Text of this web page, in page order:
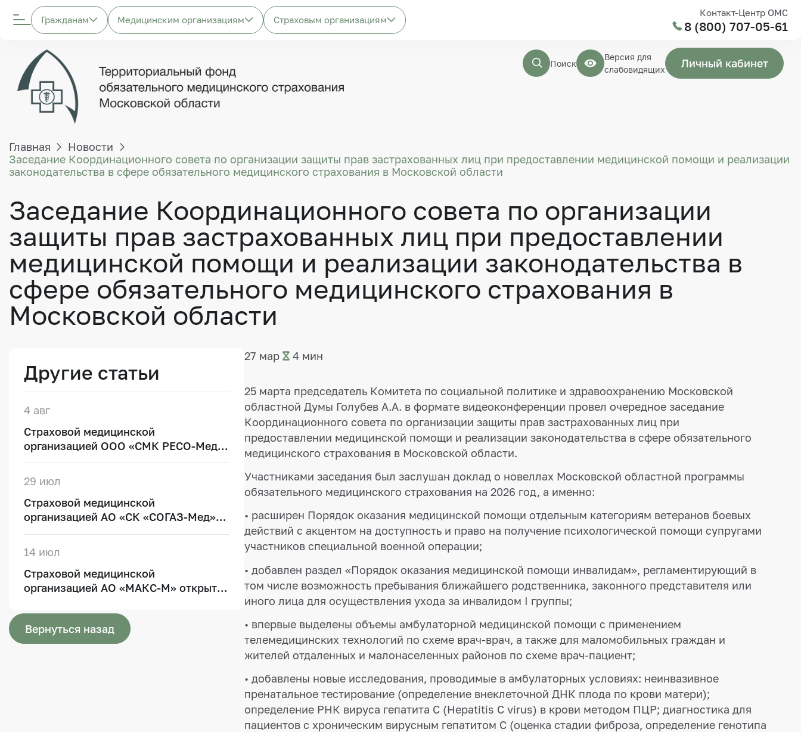
Гражданам Медицинским организациям Страховым организациям
Контакт-Центр ОМС
8 (800) 707-05-61
Поиск
Версия для
слабовидящих
Личный кабинет
Главная
Новости
Заседание Координационного совета по организации защиты прав застрахованных лиц при предоставлении медицинской помощи и реализации
законодательства в сфере обязательного медицинского страхования в Московской области
Заседание Координационного совета по организации
защиты прав застрахованных лиц при предоставлении
медицинской помощи и реализации законодательства в
сфере обязательного медицинского страхования в
Московской области
Другие статьи
4 авг
Страховой медицинской
организацией ООО «СМК РЕСО-Мед»
30 июля 2026 года открыт
дополнительный пункт выдачи
полисов обязательного
медицинского страхования
29 июл
Страховой медицинской
организацией АО «СК «СОГАЗ-Мед»
28 июля 2026 года открыт
дополнительный пункт выдачи
полисов обязательного
медицинского страхования
14 июл
Страховой медицинской
организацией АО «МАКС-М» открыт
полисов обязательного
медицинского страхования
Вернуться назад
27 мар 4 мин
25 марта председатель Комитета по социальной политике и здравоохранению Московской
областной Думы Голубев А.А. в формате видеоконференции провел очередное заседание
Координационного совета по организации защиты прав застрахованных лиц при
предоставлении медицинской помощи и реализации законодательства в сфере обязательного
медицинского страхования в Московской области.
Участниками заседания был заслушан доклад о новеллах Московской областной программы
обязательного медицинского страхования на 2026 год, а именно:
• расширен Порядок оказания медицинской помощи отдельным категориям ветеранов боевых
действий с акцентом на доступность и право на получение психологической помощи супругами
участников специальной военной операции;
• добавлен раздел «Порядок оказания медицинской помощи инвалидам», регламентирующий в
том числе возможность пребывания ближайшего родственника, законного представителя или
иного лица для осуществления ухода за инвалидом I группы;
• впервые выделены объемы амбулаторной медицинской помощи с применением
телемедицинских технологий по схеме врач-врач, а также для маломобильных граждан и
жителей отдаленных и малонаселенных районов по схеме врач-пациент;
• добавлены новые исследования, проводимые в амбулаторных условиях: неинвазивное
пренатальное тестирование (определение внеклеточной ДНК плода по крови матери);
определение РНК вируса гепатита C (Hepatitis C virus) в крови методом ПЦР; диагностика для
пациентов с хроническим вирусным гепатитом С (оценка стадии фиброза, определение генотипа